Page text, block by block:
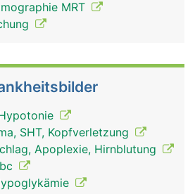
MRT
SHT, Kopfverletzung
Apoplexie, Hirnblutung